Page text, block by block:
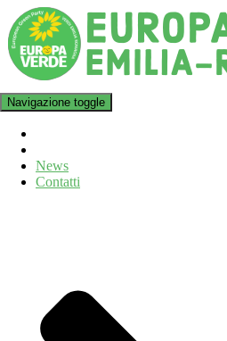
Navigazione toggle
News
Contatti